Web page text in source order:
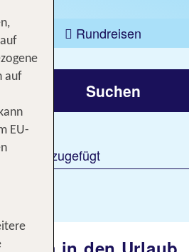
Rundreisen
Suchen
hinzugefügt
auf
EU-